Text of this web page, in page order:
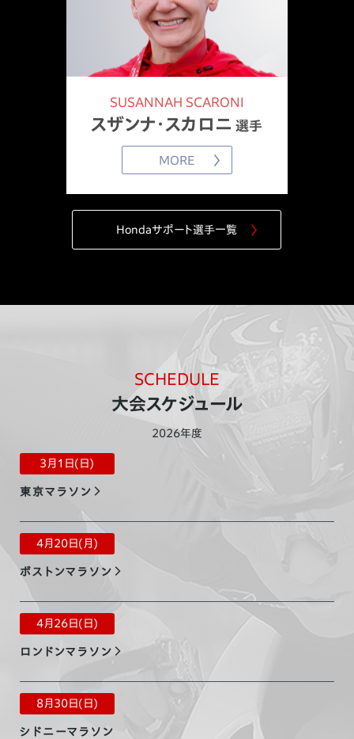
Daniela Jutzeler Memorial 2022でスザンナ・スカロニ選
手が世界新記録！ 大会結果を更新
2022年度大会スケジュールを更新
東京マラソン2021大会結果を更新
車いすレーサー「翔」デザイナー Special interviewを公開
2021.12.24
第40回記念大分国際車いすマラソン特別企画を公開
大分国際車いすマラソン大会結果を更新
翔＜KAKERU＞が2021年グッドデザイン賞を受賞しました
SUSANNAH SCARONI
スザンナ・スカロニ 選手
MORE
Hondaサポート選手一覧
SCHEDULE
大会スケジュール
2026年度
3月1日(日)
東京マラソン
4月20日(月)
ボストンマラソン
4月26日(日)
ロンドンマラソン
8月30日(日)
シドニーマラソン